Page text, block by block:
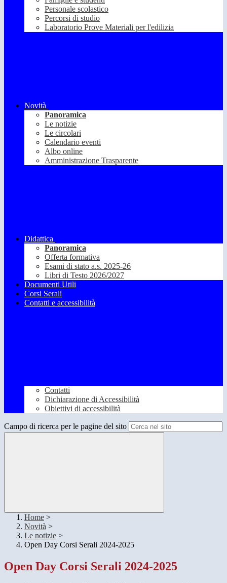
Personale scolastico
Percorsi di studio
Laboratorio Prove Materiali per l'edilizia
Novità
Panoramica
Le notizie
Le circolari
Calendario eventi
Albo online
Amministrazione Trasparente
Didattica
Panoramica
Offerta formativa
Esami di stato a.s. 2025-26
Libri di Testo 2026/2027
Documenti Utili
Corsi Serali
Contatti e accessibilità
Contatti
Dichiarazione di Accessibilità
Obiettivi di accessibilità
Campo di ricerca per le pagine del sito
Home >
Novità >
Le notizie >
Open Day Corsi Serali 2024-2025
Open Day Corsi Serali 2024-2025